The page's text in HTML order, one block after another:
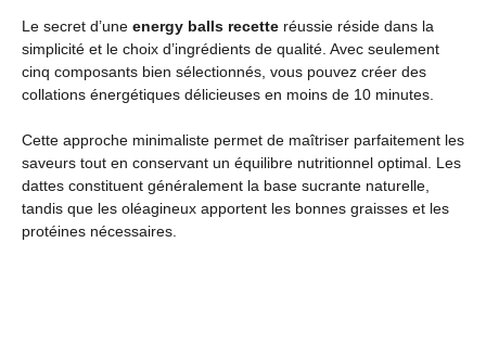
Le secret d’une energy balls recette réussie réside dans la
simplicité et le choix d’ingrédients de qualité. Avec seulement
cinq composants bien sélectionnés, vous pouvez créer des
collations énergétiques délicieuses en moins de 10 minutes.
Cette approche minimaliste permet de maîtriser parfaitement les
saveurs tout en conservant un équilibre nutritionnel optimal. Les
dattes constituent généralement la base sucrante naturelle,
tandis que les oléagineux apportent les bonnes graisses et les
protéines nécessaires.